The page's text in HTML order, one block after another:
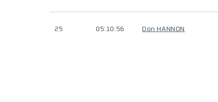
25 05:10:56 Don HANNON